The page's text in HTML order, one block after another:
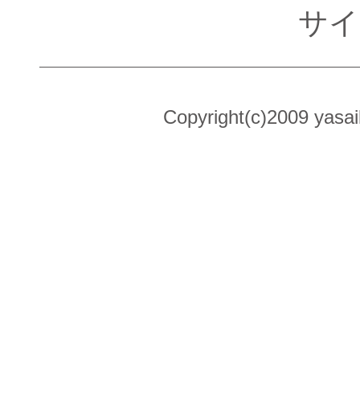
サ
Copyright(c)2009